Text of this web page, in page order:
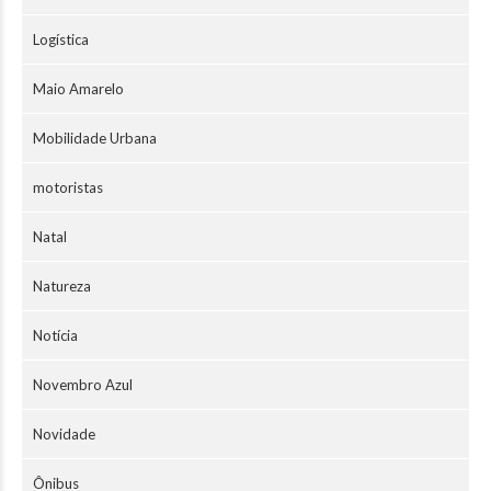
Logística
Maio Amarelo
Mobilidade Urbana
motoristas
Natal
Natureza
Notícia
Novembro Azul
Novidade
Ônibus